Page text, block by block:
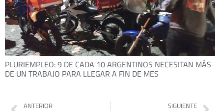
PLURIEMPLEO: 9 DE CADA 10 ARGENTINOS NECESITAN MÁS
DE UN TRABAJO PARA LLEGAR A FIN DE MES
ANTERIOR SIGUIENTE